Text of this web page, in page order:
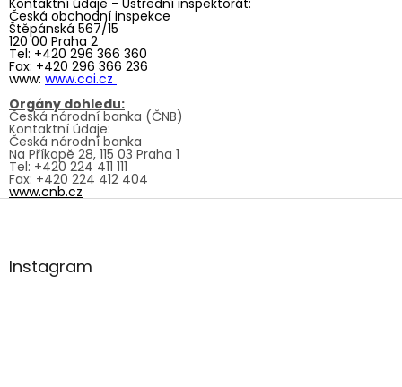
Kontaktní údaje - Ústřední inspektorát:
Česká obchodní inspekce
Štěpánská 567/15
120 00 Praha 2
Tel: +420 296 366 360
Fax: +420 296 366 236
www: www.coi.cz
Orgány dohledu:
Česká národní banka (ČNB)
Kontaktní údaje:
Česká národní banka
Na Příkopě 28, 115 03 Praha 1
Tel: +420 224 411 111
Fax: +420 224 412 404
www.cnb.cz
Z
aInstagram